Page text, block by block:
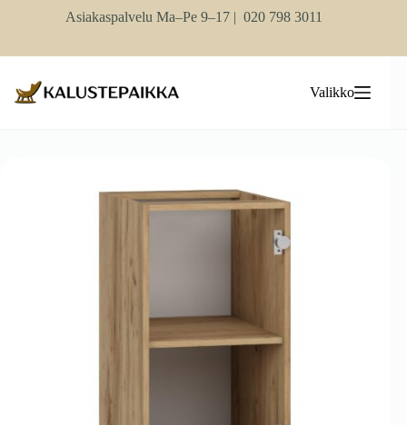
Asiakaspalvelu Ma–Pe 9–17 | 020 798 3011
Valikko